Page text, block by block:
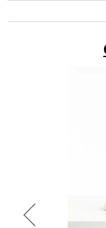
шампоан за вълна!